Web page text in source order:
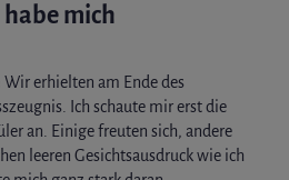
habe mich
Wir erhielten am Ende des
Ich schaute mir erst die
an. Einige freuten sich, andere
leeren Gesichtsausdruck wie ich